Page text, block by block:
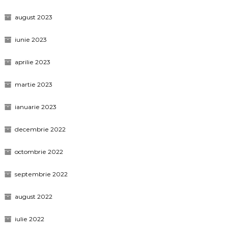
august 2023
iunie 2023
aprilie 2023
martie 2023
ianuarie 2023
decembrie 2022
octombrie 2022
septembrie 2022
august 2022
iulie 2022